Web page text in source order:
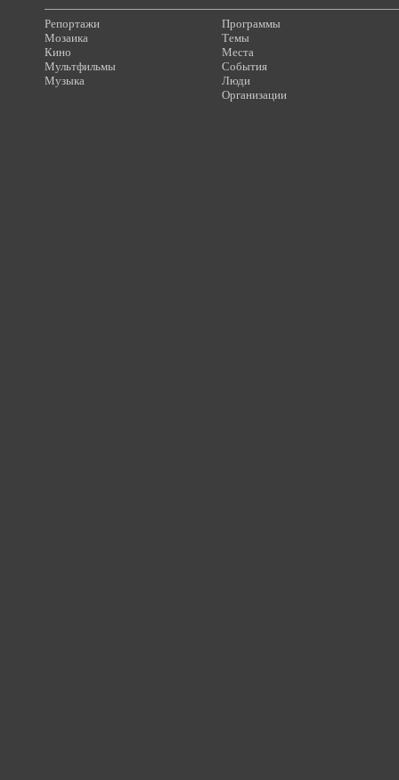
Репортажи
Мозаика
Кино
Мультфильмы
Музыка
Программы
Темы
Места
События
Люди
Организации